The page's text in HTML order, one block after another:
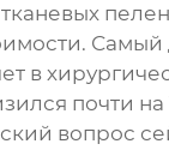
в
почти
вопрос